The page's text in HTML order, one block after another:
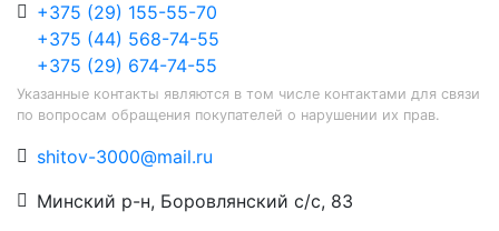
+375 (29) 155-55-70
+375 (44) 568-74-55
+375 (29) 674-74-55
Указанные контакты являются в том числе контактами для связи
по вопросам обращения покупателей о нарушении их прав.
shitov-3000@mail.ru
Минский р-н, Боровлянский с/с, 83